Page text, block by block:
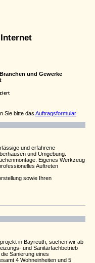
und Gewerke
Sie bitte das Auftragsformular
und erfahrene
und Umgebung.
Eigenes Werkzeug
Auftreten
sowie Ihren
in Bayreuth, suchen wir ab
und Sanitärfachbetrieb
Sanierung eines
4 Wohneinheiten und 5